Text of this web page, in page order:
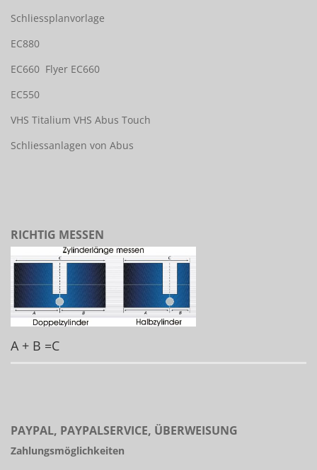
Schliessplanvorlage
EC880
EC660 Flyer EC660
EC550
VHS Titalium VHS Abus Touch
Schliessanlagen von Abus
RICHTIG MESSEN
A + B =C
PAYPAL, PAYPALSERVICE, ÜBERWEISUNG
Zahlungsmöglichkeiten